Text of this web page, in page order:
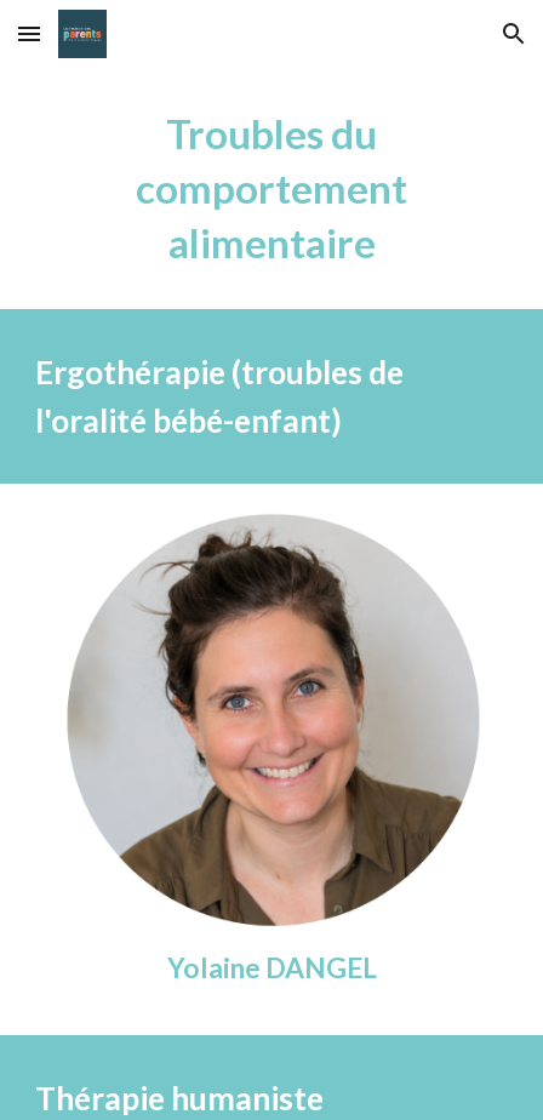
Skip to main content Skip to navigation
Troubles du
comportement
alimentaire
Ergothérapie (troubles de
l'oralité bébé-enfant)
Yolaine DANGEL
Thérapie humaniste